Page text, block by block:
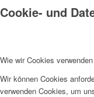
Cookie- und
Wie wir Cookies verwenden
Wir können Cookies
verwenden Cookies, um